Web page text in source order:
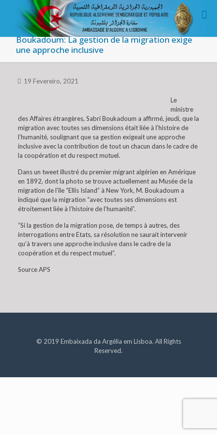
Boukadoum: La gestion de la migration exige
une approche inclusive
19 Fevereiro, 2021
Le
ministre
des Affaires étrangères, Sabri Boukadoum a affirmé, jeudi, que la
migration avec toutes ses dimensions était liée à l’histoire de
l’humanité, soulignant que sa gestion exigeait une approche
inclusive avec la contribution de tout un chacun dans le cadre de
la coopération et du respect mutuel.
Dans un tweet illustré du premier migrant algérien en Amérique
en 1892, dont la photo se trouve actuellement au Musée de la
migration de l’île “Ellis Island” à New York, M. Boukadoum a
indiqué que la migration “avec toutes ses dimensions est
étroitement liée à l’histoire de l’humanité”.
“Si la gestion de la migration pose, de temps à autres, des
interrogations entre Etats, sa résolution ne saurait intervenir
qu’à travers une approche inclusive dans le cadre de la
coopération et du respect mutuel”.
Source APS
© 2019 Embaixada da Argélia em Lisboa. All Rights
Reserved.